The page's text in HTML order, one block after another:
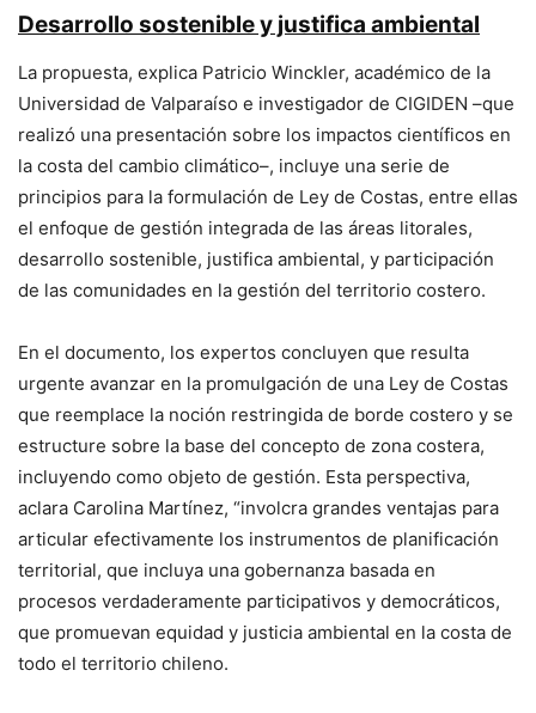
Desarrollo sostenible y justifica ambiental
La propuesta, explica Patricio Winckler, académico de la
Universidad de Valparaíso e investigador de CIGIDEN –que
realizó una presentación sobre los impactos científicos en
la costa del cambio climático–, incluye una serie de
principios para la formulación de Ley de Costas, entre ellas
el enfoque de gestión integrada de las áreas litorales,
desarrollo sostenible, justifica ambiental, y participación
de las comunidades en la gestión del territorio costero.
En el documento, los expertos concluyen que resulta
urgente avanzar en la promulgación de una Ley de Costas
que reemplace la noción restringida de borde costero y se
estructure sobre la base del concepto de zona costera,
incluyendo como objeto de gestión. Esta perspectiva,
aclara Carolina Martínez, “involcra grandes ventajas para
articular efectivamente los instrumentos de planificación
territorial, que incluya una gobernanza basada en
procesos verdaderamente participativos y democráticos,
que promuevan equidad y justicia ambiental en la costa de
todo el territorio chileno.